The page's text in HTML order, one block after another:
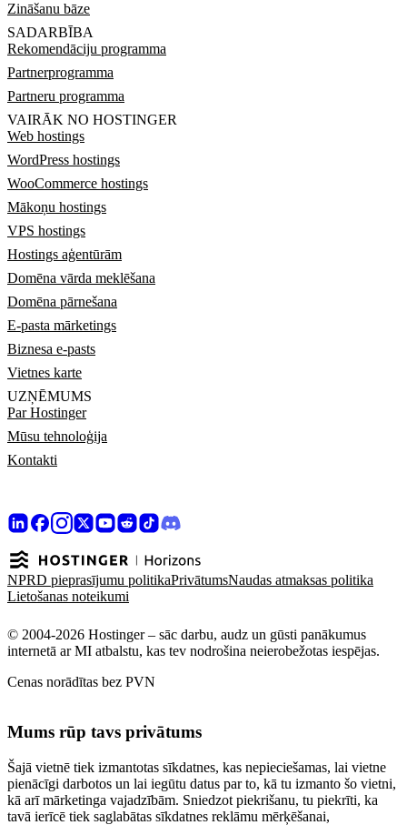
Zināšanu bāze
SADARBĪBA
Rekomendāciju programma
Partnerprogramma
Partneru programma
VAIRĀK NO HOSTINGER
Web hostings
WordPress hostings
WooCommerce hostings
Mākoņu hostings
VPS hostings
Hostings aģentūrām
Domēna vārda meklēšana
Domēna pārnešana
E-pasta mārketings
Biznesa e-pasts
Vietnes karte
UZŅĒMUMS
Par Hostinger
Mūsu tehnoloģija
Kontakti
NPRD pieprasījumu politikaPrivātumsNaudas atmaksas politika
Lietošanas noteikumi
© 2004-2026 Hostinger – sāc darbu, audz un gūsti panākumus
internetā ar MI atbalstu, kas tev nodrošina neierobežotas iespējas.
Cenas norādītas bez PVN
Mums rūp tavs privātums
Šajā vietnē tiek izmantotas sīkdatnes, kas nepieciešamas, lai vietne
pienācīgi darbotos un lai iegūtu datus par to, kā tu izmanto šo vietni,
kā arī mārketinga vajadzībām. Sniedzot piekrišanu, tu piekrīti, ka
tavā ierīcē tiek saglabātas sīkdatnes reklāmu mērķēšanai,